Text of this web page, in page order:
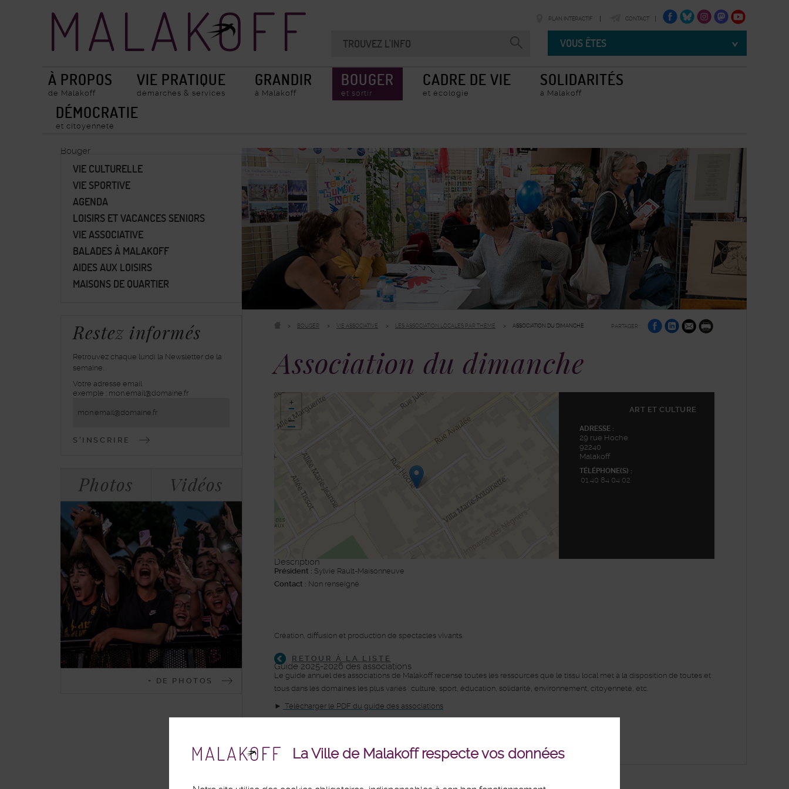
La Ville de Malakoff respecte vos données
Malakoff
PLAN INTÉRACTIF CONTACT
FACEBOOKTWITTERINSTAGRAMTWITTERYOUTUBE
Vous
VOUS ÊTES
À PROPOS
de Malakoff
VIE PRATIQUE
démarches & services
GRANDIR
à Malakoff
BOUGER
et sortir
CADRE DE VIE
et écologie
SOLIDARITÉS
à Malakoff
DÉMOCRATIE
et citoyenneté
BOUGER VIE ASSOCIATIVE LES ASSOCIATION LOCALES PAR THÈME ASSOCIATION DU DIMANCHE PARTAGER :
sur
Facebook
sur
Linkedin
par
e-
mail
Imprimer
Association du dimanche
48.815453,2.290857
+
−
ART ET CULTURE
ADRESSE :
29 rue Hoche
92240
Malakoff
TÉLÉPHONE(S) :
01 40 84 04 02
Description
Président : Sylvie Rault-Maisonneuve
Contact : Non renseigné
Création, diffusion et production de spectacles vivants.
RETOUR À LA LISTE
Guide 2025-2026 des associations
Le guide annuel des associations de Malakoff recense toutes les ressources que le tissu local met à la disposition de toutes et
tous dans les domaines les plus variés : culture, sport, éducation, solidarité, environnement, citoyenneté, etc.
► Télécharger le PDF du guide des associations
Bouger
VIE CULTURELLE
VIE SPORTIVE
AGENDA
LOISIRS ET VACANCES SENIORS
VIE ASSOCIATIVE
BALADES À MALAKOFF
AIDES AUX LOISIRS
MAISONS DE QUARTIER
Restez informés
Retrouvez chaque lundi la Newsletter de la
semaine.
inscrivez-
vous
lettre
Votre adresse email
exemple : mon.email@domaine.fr
Photos Vidéos
+ DE PHOTOS